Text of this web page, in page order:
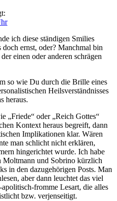
ich diese ständigen Smilies
doch ernst, oder? Manchmal bin
einen oder anderen schrägen
so wie Du durch die Brille eines
Heilsverständnisses
heraus.
„Friede“ oder „Reich Gottes“
Kontext heraus begreift, dann
Implikationen klar. Wären
man schlicht nicht erklären,
hingerichtet wurde. Ich habe
Moltmann und Sobrino kürzlich
in den dazugehörigen Posts. Man
aber dann leuchtet das viel
fromme Lesart, die alles
bzw. verjenseitigt.